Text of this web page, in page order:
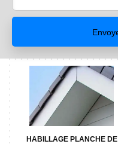
HABILLAGE PLANCHE DE